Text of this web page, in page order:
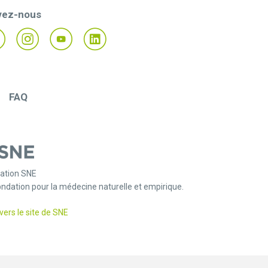
FAQ
nous
SNE
pour la médecine naturelle et empirique.
vers le site de SNE